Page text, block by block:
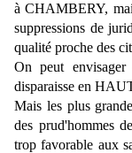
à CHAMBERY,
suppressions de
qualité proche des
On peut
disparaisse en
Mais les plus
des prud'hommes
trop favorable aux